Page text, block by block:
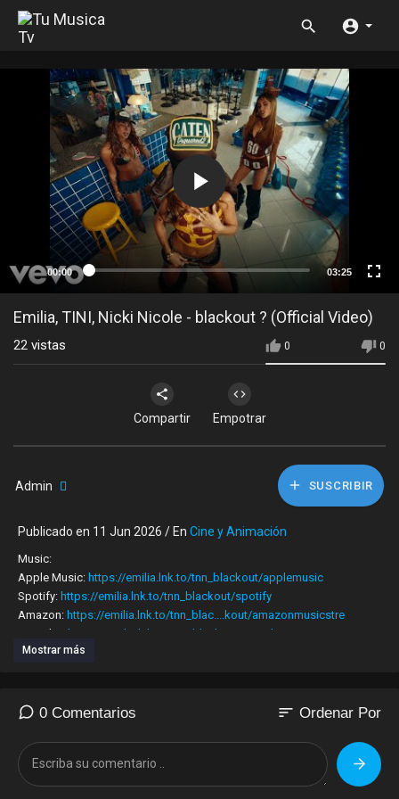
00:00 03:25
Emilia, TINI, Nicki Nicole - blackout ? (Official Video)
0 0
22 vistas
Compartir Empotrar
Admin SUSCRIBIR
Publicado en 11 Jun 2026 / En Cine y Animación
Music:
Apple Music: https://emilia.lnk.to/tnn_blackout/applemusic
Spotify: https://emilia.lnk.to/tnn_blackout/spotify
Amazon: https://emilia.lnk.to/tnn_blac....kout/amazonmusicstre
YouTube: https://emilia.lnk.to/tnn_blackout/youtube
iTunes:https://emilia.lnk.to/tnn_blackout/itunes
Te vi tímido
Decime como te llamas
Mostrar más
0 Comentarios sort Ordenar Por